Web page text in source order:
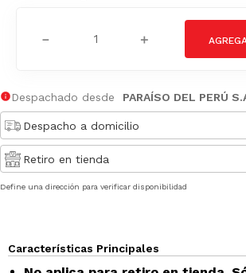
＋
－
Despachado desde PARAÍSO DEL PERÚ
Despacho a domicilio
Retiro en tienda
Define una dirección para verificar disponibilidad
Características Principales